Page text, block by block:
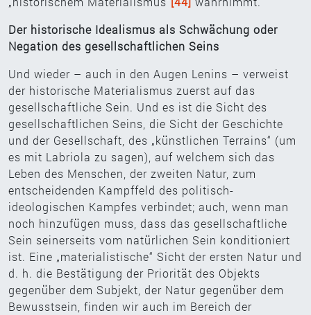
Der historische Idealismus als Schwächung oder
Negation des gesellschaftlichen Seins
Und wieder – auch in den Augen Lenins – verweist
der historische Materialismus zuerst auf das
gesellschaftliche Sein. Und es ist die Sicht des
gesellschaftlichen Seins, die Sicht der Geschichte
und der Gesellschaft, des „künstlichen Terrains“ (um
es mit Labriola zu sagen), auf welchem sich das
Leben des Menschen, der zweiten Natur, zum
entscheidenden Kampffeld des politisch-
ideologischen Kampfes verbindet; auch, wenn man
noch hinzufügen muss, dass das gesellschaftliche
Sein seinerseits vom natürlichen Sein konditioniert
ist. Eine „materialistische“ Sicht der ersten Natur und
d. h. die Bestätigung der Priorität des Objekts
gegenüber dem Subjekt, der Natur gegenüber dem
Bewusstsein, finden wir auch im Bereich der